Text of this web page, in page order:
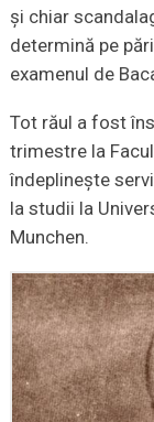
şi chiar
determină pe
examenul de
Tot răul a fost
trimestre la
îndeplineşte
la studii la
Munchen.